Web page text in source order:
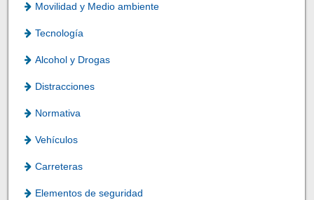
Movilidad y Medio ambiente
Tecnología
Alcohol y Drogas
Distracciones
Normativa
Vehículos
Carreteras
Elementos de seguridad